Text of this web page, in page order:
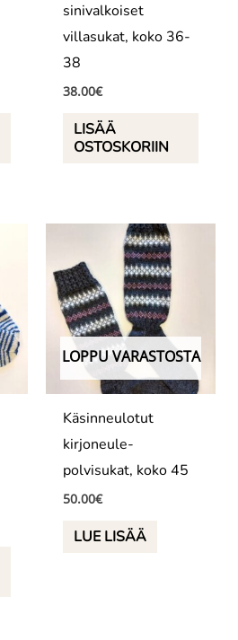
sinivalkoiset
villasukat, koko 36-
38
38.00€
LISÄÄ
OSTOSKORIIN
LOPPU VARASTOSTA
Käsinneulotut
kirjoneule-
polvisukat, koko 45
50.00€
LUE LISÄÄ